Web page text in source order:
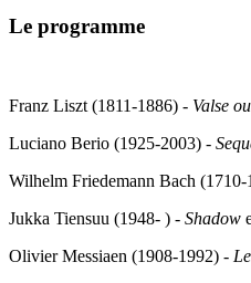
Le programme
Franz Liszt (1811-1886) - Valse
Luciano Berio (1925-2003) -
Wilhelm Friedemann Bach (1710-
Jukka Tiensuu (1948- ) - Shadow
Olivier Messiaen (1908-1992) -